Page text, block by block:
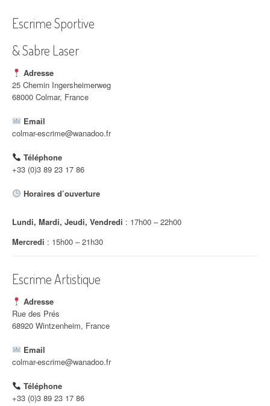
g
a
t
i
o
n
d
'
a
t
i
c
l
e
Escrime Sportive
& Sabre Laser
Adresse
25 Chemin Ingersheimerweg
68000 Colmar, France
Email
colmar-escrime@wanadoo.fr
Téléphone
+33 (0)3 89 23 17 86
Horaires d’ouverture
Lundi, Mardi, Jeudi, Vendredi : 17h00 – 22h00
Mercredi : 15h00 – 21h30
Escrime Artistique
Adresse
Rue des Prés
68920 Wintzenheim, France
Email
colmar-escrime@wanadoo.fr
Téléphone
+33 (0)3 89 23 17 86